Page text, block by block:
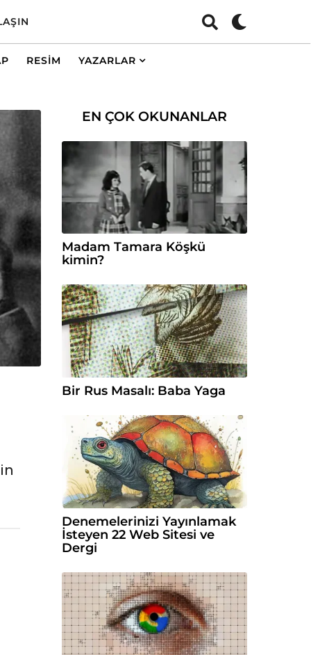
RESIM YAZARLAR
EN ÇOK OKUNANLAR
Madam Tamara Köşkü
kimin?
Bir Rus Masalı: Baba Yaga
Denemelerinizi Yayınlamak
İsteyen 22 Web Sitesi ve
Dergi